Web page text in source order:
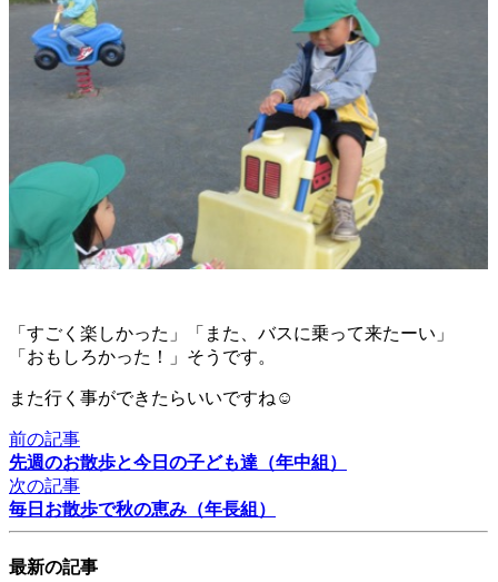
「すごく楽しかった」「また、バスに乗って来たーい」
「おもしろかった！」そうです。
また行く事ができたらいいですね☺︎
前の記事
先週のお散歩と今日の子ども達（年中組）
次の記事
毎日お散歩で秋の恵み（年長組）
最新の記事